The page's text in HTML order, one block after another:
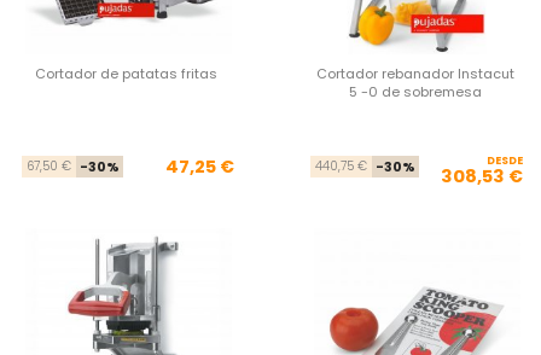
Cortador de patatas fritas
Precio base
67,50 € -30% Precio
47,25 €
Cortador rebanador Instacut
5 -0 de sobremesa
440,75 € -30% DESDE
308,53 €